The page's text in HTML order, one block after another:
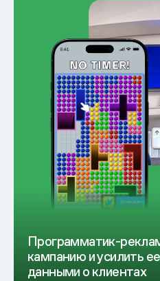
Программатик-
кампанию и усилить
данными о клиентах